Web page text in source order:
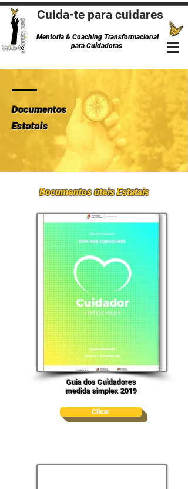
Cuida-te para cuidares
Mentoria & Coaching Transformacional
para Cuidadoras
Documentos
Estatais
Documentos úteis Estatais
Guia dos Cuidadores
medida simplex 2019
Clicar